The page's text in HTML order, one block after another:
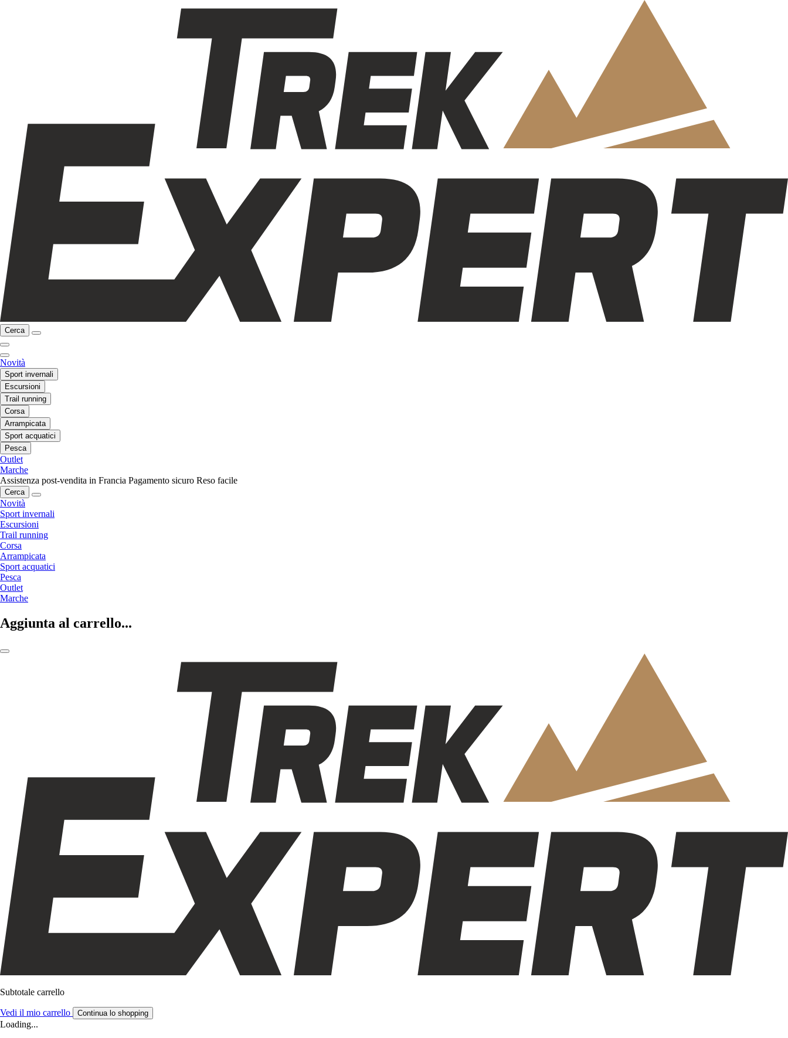
Cerca
Novità
Sport invernali
Escursioni
Trail running
Corsa
Arrampicata
Sport acquatici
Pesca
Outlet
Marche
Assistenza post-vendita in Francia Pagamento sicuro Reso facile
Cerca
Novità
Sport invernali
Escursioni
Trail running
Corsa
Arrampicata
Sport acquatici
Pesca
Outlet
Marche
Aggiunta al carrello...
Subtotale carrello
Vedi il mio carrello Continua lo shopping
Loading...